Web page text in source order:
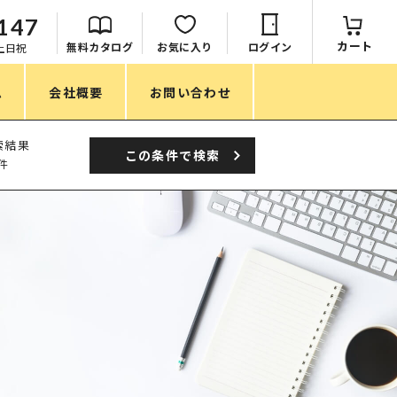
日祝 無料カタログ お気に入り ログイン カート
会社概要 お問い合わせ
サステナブル・環境配慮ノベルティ
結果
この条件で検索